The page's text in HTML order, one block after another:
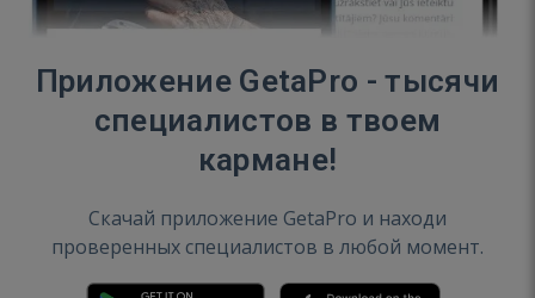
Приложение GetaPro - тысячи
специалистов в твоем
кармане!
Скачай приложение GetaPro и находи
проверенных специалистов в любой момент.